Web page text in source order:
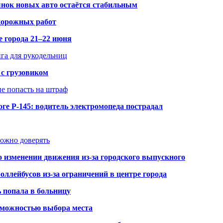
новых авто остаётся стабильным
работ
города 21–22 июня
для рукодельниц
грузовиком
попасть на штраф
Р-145: водитель электромопеда пострадал
доверять
движения из-за городского выпускного
из-за ограничений в центре города
попала в больницу
выбора места